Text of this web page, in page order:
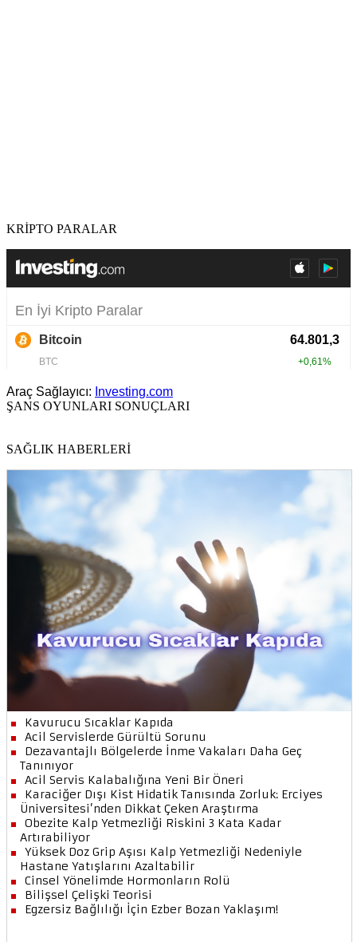
KRİPTO PARALAR
Araç Sağlayıcı: Investing.com
ŞANS OYUNLARI SONUÇLARI
SAĞLIK HABERLERİ